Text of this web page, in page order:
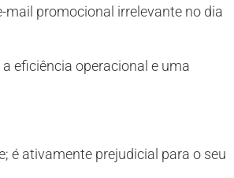
mail promocional irrelevante no dia
eficiência operacional e uma
é ativamente prejudicial para o seu